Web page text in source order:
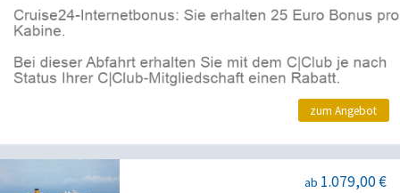
zum Angebot
ab 1.079,00 €